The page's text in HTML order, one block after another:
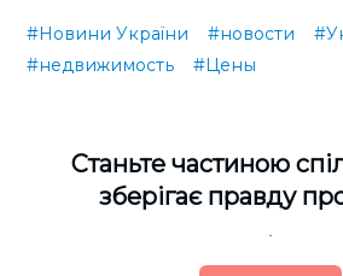
#Новини України #новости
#недвижимость
#Цены
Cтаньте частиною
зберігає правду